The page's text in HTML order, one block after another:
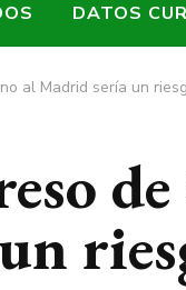
DATOS
al Madrid sería un